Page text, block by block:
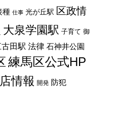
種 仕事 光が丘駅 区政情
大泉学園駅 子育て 御
古田駅 法律 石神井公園
練馬区公式HP
情報 開発 防犯